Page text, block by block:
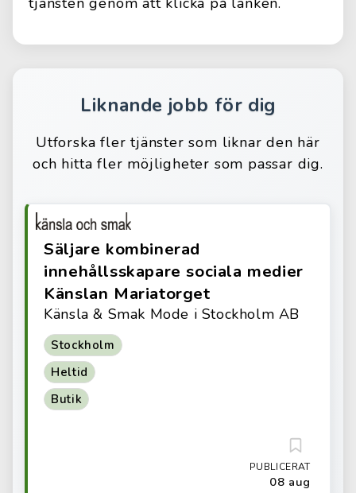
Liknande jobb för dig
Utforska fler tjänster som liknar den här
och hitta fler möjligheter som passar dig.
Säljare kombinerad
innehållsskapare sociala medier
Känslan Mariatorget
Känsla & Smak Mode i Stockholm AB
Stockholm
Heltid
Butik
PUBLICERAT
08 aug